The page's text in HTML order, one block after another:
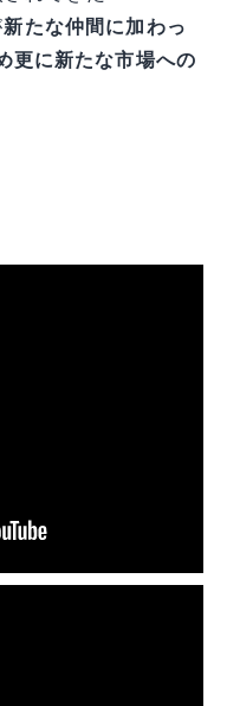
新たな仲間に加わっ
更に新たな市場への